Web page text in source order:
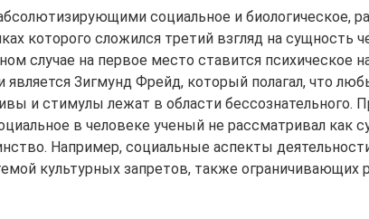
социальное и биологическое,
которого сложился третий взгляд на сущность
случае на первое место ставится психическое
является Зигмунд Фрейд, который полагал, что
и стимулы лежат в области бессознательного.
в человеке ученый не рассматривал как
Например, социальные аспекты
культурных запретов, также ограничивающих